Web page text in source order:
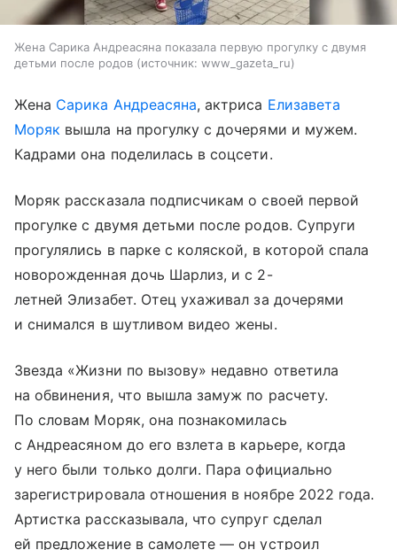
Жена Сарика Андреасяна показала первую прогулку с двумя
детьми после родов
источник: www_gazeta_ru
Жена Сарика Андреасяна, актриса Елизавета
Моряк вышла на прогулку с дочерями и мужем.
Кадрами она поделилась в соцсети.
Моряк рассказала подписчикам о своей первой
прогулке с двумя детьми после родов. Супруги
прогулялись в парке с коляской, в которой спала
новорожденная дочь Шарлиз, и с 2-
летней Элизабет. Отец ухаживал за дочерями
и снимался в шутливом видео жены.
Звезда «Жизни по вызову» недавно ответила
на обвинения, что вышла замуж по расчету.
По словам Моряк, она познакомилась
с Андреасяном до его взлета в карьере, когда
у него были только долги. Пара официально
зарегистрировала отношения в ноябре 2022 года.
Артистка рассказывала, что супруг сделал
ей предложение в самолете — он устроил